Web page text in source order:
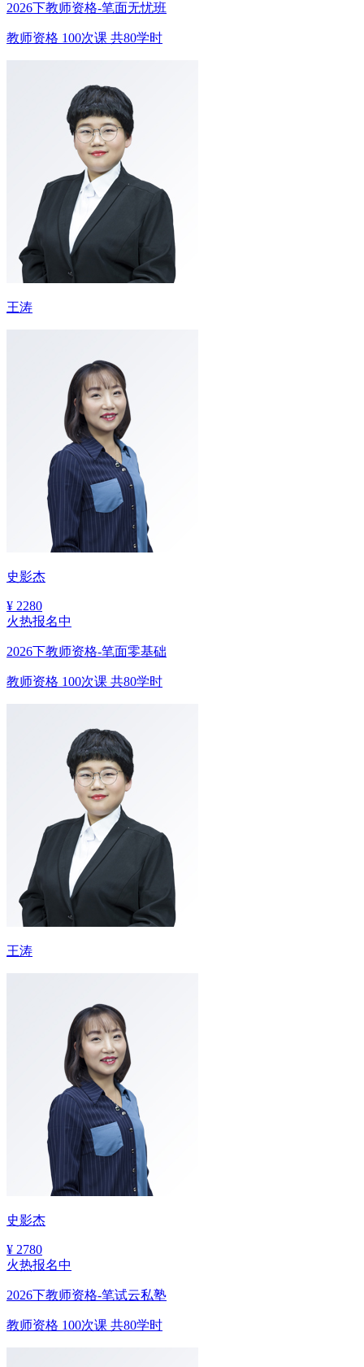
2026下教师资格-笔面无忧班
教师资格 100次课 共80学时
王涛
史影杰
¥ 2280
火热报名中
2026下教师资格-笔面零基础
教师资格 100次课 共80学时
王涛
史影杰
¥ 2780
火热报名中
2026下教师资格-笔试云私塾
教师资格 100次课 共80学时